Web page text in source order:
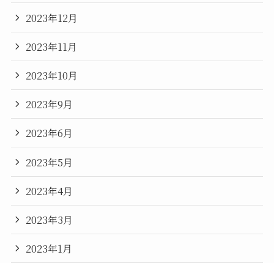
2023年12月
2023年11月
2023年10月
2023年9月
2023年6月
2023年5月
2023年4月
2023年3月
2023年1月